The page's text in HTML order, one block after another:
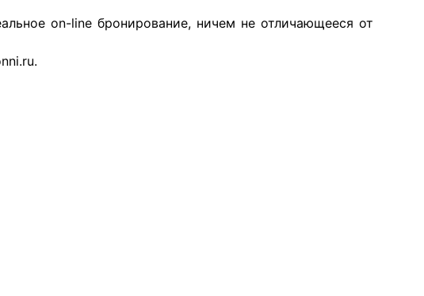
on-line бронирование, ничем не отличающееся от